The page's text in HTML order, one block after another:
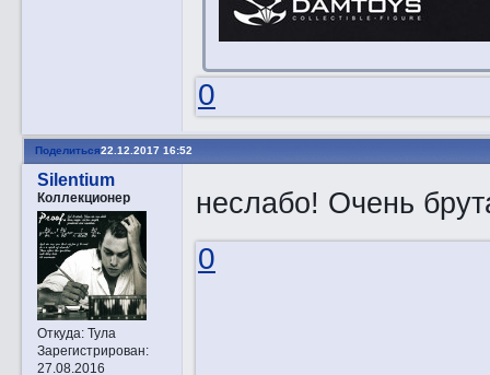
0
Поделиться22.12.2017 16:52
Silentium
Коллекционер
Откуда:Тула
Зарегистрирован:
27.08.2016
неслабо! Очень
0